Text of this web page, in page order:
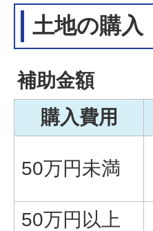
土地の購入
補助金額
購入費用
50万円未満
50万円以上